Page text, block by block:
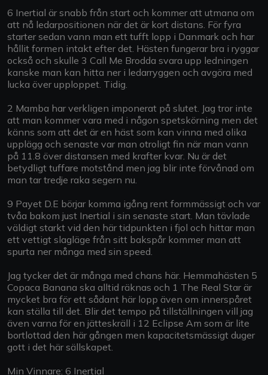
6 Inertial är snabb från start och kommer att utmana om
att nå ledarpositionen när det är kort distans. För fyra
starter sedan vann man ett tufft lopp i Danmark och har
hållit formen intakt efter det. Hästen fungerar bra i ryggar
också och skulle 3 Call Me Brodda svara upp ledningen
kanske man kan hitta ner i ledarryggen och avgöra med
lucka över upploppet. Tidig.
2 Mamba har verkligen imponerat på slutet. Jag tror inte
att man kommer vara med i någon spetskörning men det
känns som att det är en häst som kan vinna med olika
upplägg och senaste var man otroligt fin när man vann
på 11.8 över distansen med krafter kvar. Nu är det
betydligt tuffare motstånd men jag blir inte förvånad om
man tar tredje raka segern nu.
9 Payet D.E börjar komma igång rent formmässigt och var
tvåa bakom just Inertial i sin senaste start. Man tävlade
väldigt starkt vid den här tidpunkten i fjol och hittar man
ett vettigt slagläge från sitt bakspår kommer man att
spurta ner många med sin speed.
Jag tycker det är många med chans här. Hemmahästen 5
Copaca Banana ska alltid räknas och 1 The Real Star är
mycket bra för ett sådant här lopp även om innerspåret
kan ställa till det. Blir det tempo på tillställningen vill jag
även varna för en jätteskräll i 12 Eclipse Am som är lite
bortlottad den här gången men kapacitetsmässigt duger
gott i det här sällskapet.
Min Vinnare: 6 Inertial